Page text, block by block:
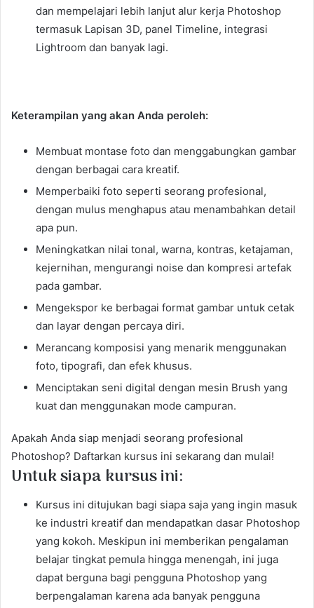
dan mempelajari lebih lanjut alur kerja Photoshop
termasuk Lapisan 3D, panel Timeline, integrasi
Lightroom dan banyak lagi.
Keterampilan yang akan Anda peroleh:
Membuat montase foto dan menggabungkan gambar
dengan berbagai cara kreatif.
Memperbaiki foto seperti seorang profesional,
dengan mulus menghapus atau menambahkan detail
apa pun.
Meningkatkan nilai tonal, warna, kontras, ketajaman,
kejernihan, mengurangi noise dan kompresi artefak
pada gambar.
Mengekspor ke berbagai format gambar untuk cetak
dan layar dengan percaya diri.
Merancang komposisi yang menarik menggunakan
foto, tipografi, dan efek khusus.
Menciptakan seni digital dengan mesin Brush yang
kuat dan menggunakan mode campuran.
Apakah Anda siap menjadi seorang profesional
Photoshop? Daftarkan kursus ini sekarang dan mulai!
Untuk siapa kursus ini:
Kursus ini ditujukan bagi siapa saja yang ingin masuk
ke industri kreatif dan mendapatkan dasar Photoshop
yang kokoh. Meskipun ini memberikan pengalaman
belajar tingkat pemula hingga menengah, ini juga
dapat berguna bagi pengguna Photoshop yang
berpengalaman karena ada banyak pengguna